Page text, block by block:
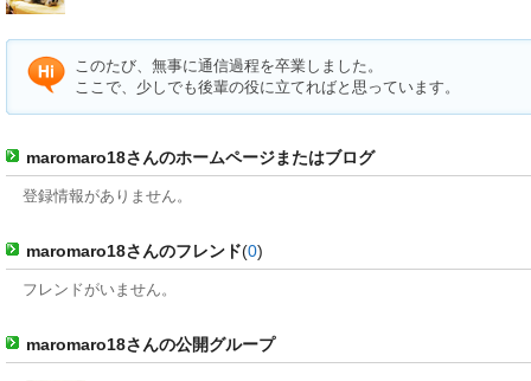
このたび、無事に通信過程を卒業しました。
ここで、少しでも後輩の役に立てればと思っています。
maromaro18さんのホームページまたはブログ
登録情報がありません。
maromaro18さんのフレンド(0)
フレンドがいません。
maromaro18さんの公開グループ